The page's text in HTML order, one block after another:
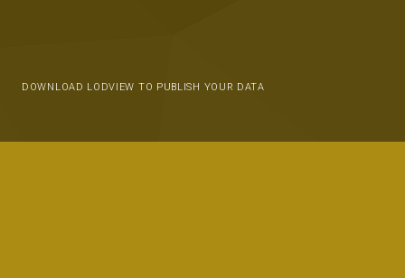
DOWNLOAD LODVIEW TO PUBLISH YOUR DATA